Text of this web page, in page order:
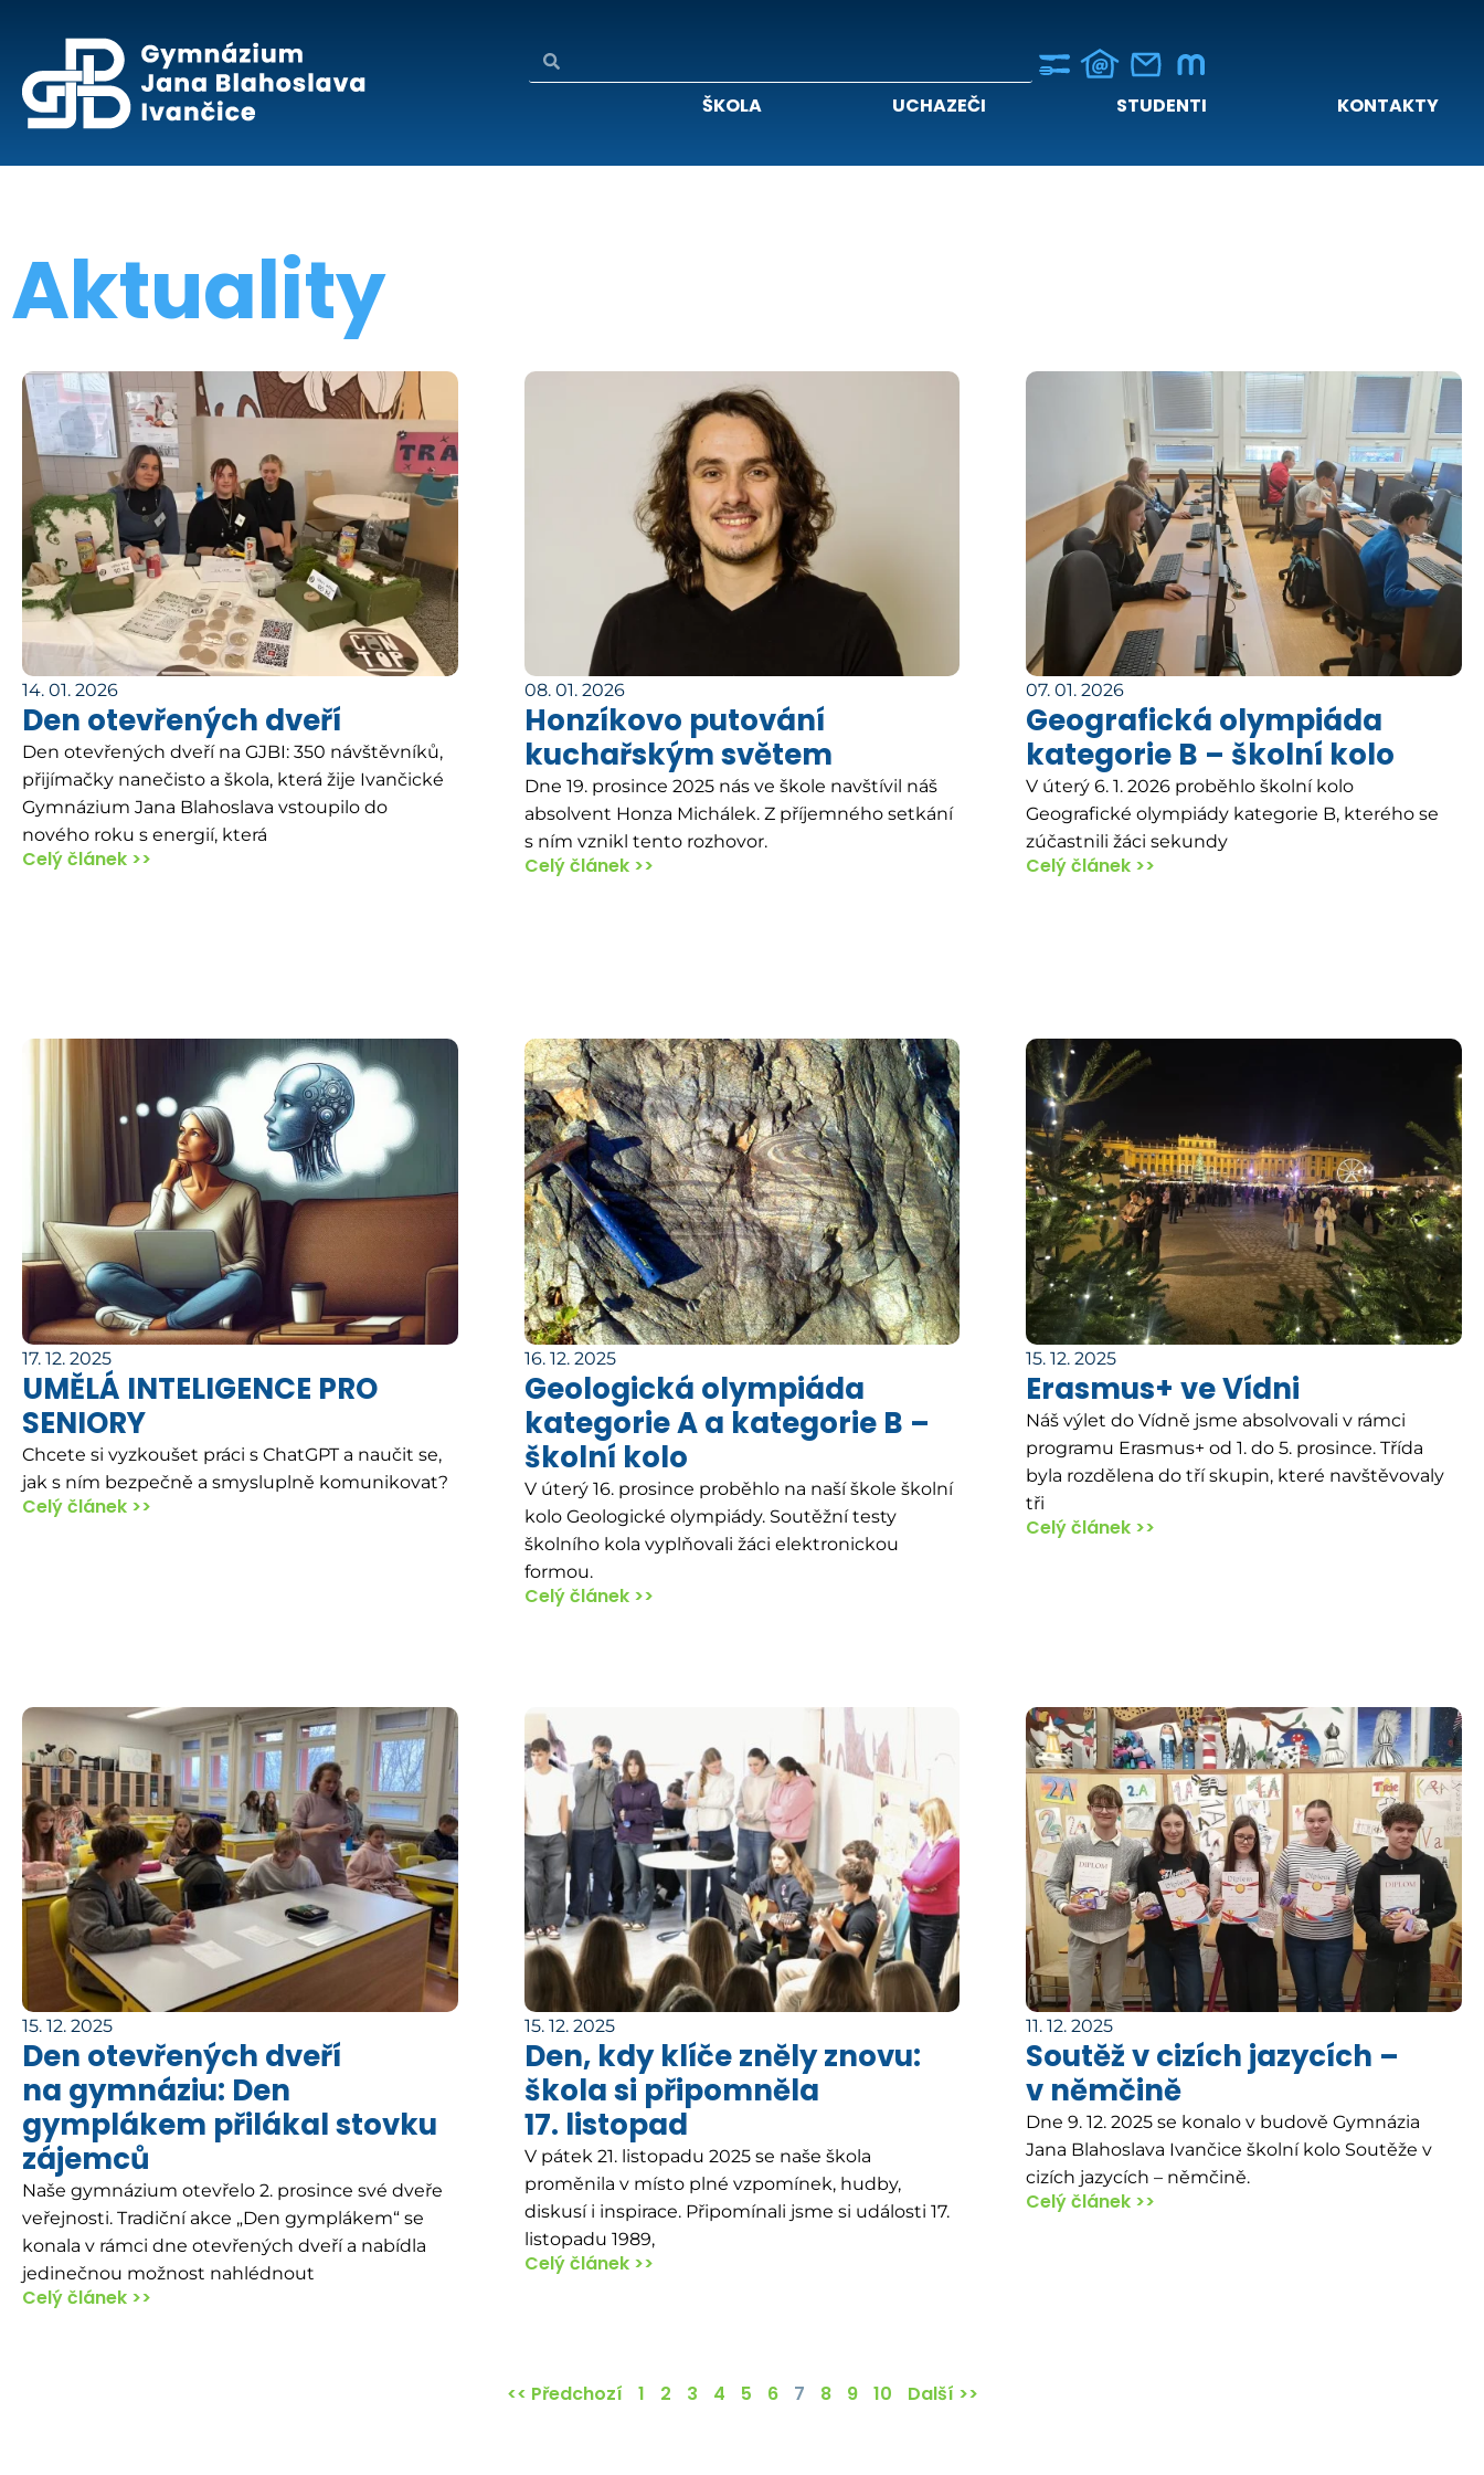
ŠKOLA UCHAZEČI STUDENTI KONTAKTY
Aktuality
14. 01. 2026
Den otevřených dveří
Den otevřených dveří na GJBI: 350 návštěvníků,
přijímačky nanečisto a škola, která žije Ivančické
Gymnázium Jana Blahoslava vstoupilo do
nového roku s energií, která
Celý článek >>
08. 01. 2026
Honzíkovo putování
kuchařským světem
Dne 19. prosince 2025 nás ve škole navštívil náš
absolvent Honza Michálek. Z příjemného setkání
s ním vznikl tento rozhovor.
Celý článek >>
07. 01. 2026
Geografická olympiáda
kategorie B – školní kolo
V úterý 6. 1. 2026 proběhlo školní kolo
Geografické olympiády kategorie B, kterého se
zúčastnili žáci sekundy
Celý článek >>
17. 12. 2025
UMĚLÁ INTELIGENCE PRO
SENIORY
Chcete si vyzkoušet práci s ChatGPT a naučit se,
jak s ním bezpečně a smysluplně komunikovat?
Celý článek >>
16. 12. 2025
Geologická olympiáda
kategorie A a kategorie B –
školní kolo
V úterý 16. prosince proběhlo na naší škole školní
kolo Geologické olympiády. Soutěžní testy
školního kola vyplňovali žáci elektronickou
formou.
Celý článek >>
15. 12. 2025
Erasmus+ ve Vídni
Náš výlet do Vídně jsme absolvovali v rámci
programu Erasmus+ od 1. do 5. prosince. Třída
byla rozdělena do tří skupin, které navštěvovaly
tři
Celý článek >>
15. 12. 2025
Den otevřených dveří
na gymnáziu: Den
gymplákem přilákal stovku
zájemců
Naše gymnázium otevřelo 2. prosince své dveře
veřejnosti. Tradiční akce „Den gymplákem“ se
konala v rámci dne otevřených dveří a nabídla
jedinečnou možnost nahlédnout
Celý článek >>
15. 12. 2025
Den, kdy klíče zněly znovu:
škola si připomněla
17. listopad
V pátek 21. listopadu 2025 se naše škola
proměnila v místo plné vzpomínek, hudby,
diskusí i inspirace. Připomínali jsme si události 17.
listopadu 1989,
Celý článek >>
11. 12. 2025
Soutěž v cizích jazycích –
v němčině
Dne 9. 12. 2025 se konalo v budově Gymnázia
Jana Blahoslava Ivančice školní kolo Soutěže v
cizích jazycích – němčině.
Celý článek >>
<< Předchozí 1 2 3 4 5 6 7 8 9 10 Další >>